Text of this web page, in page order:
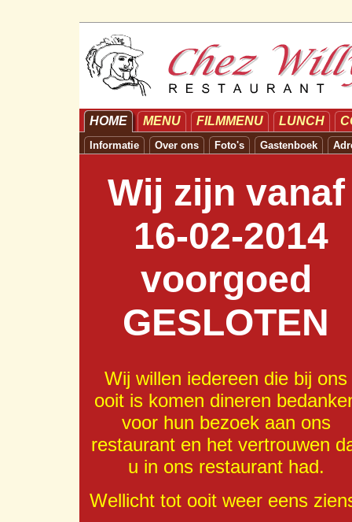
HOME MENU FILMMENU LUNCH
Informatie Over ons Foto's Gastenboek
Wij zijn vanaf
16-02-2014
voorgoed
GESLOTEN
Wij willen iedereen die bij ons
ooit is komen dineren
voor hun bezoek aan ons
restaurant en het vertrouwen
u in ons restaurant had.
Wellicht tot ooit weer eens